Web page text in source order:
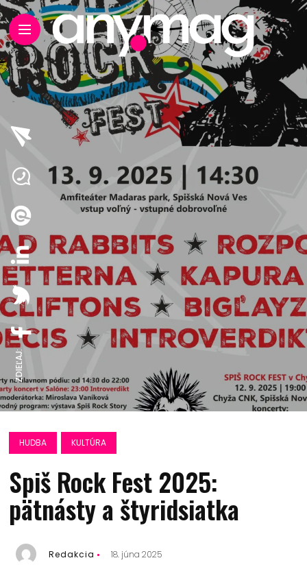
ZDIEĽAJ:
HUDBA KULTÚRA
Spiš Rock Fest 2025:
pätnásty a štyridsiatka
Redakcia 18. júna 2025